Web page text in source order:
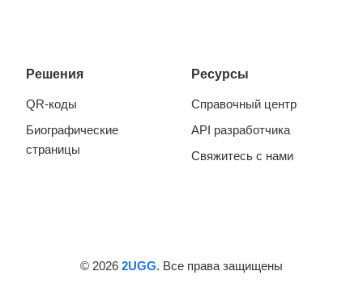
Решения
QR-коды
Биографические
страницы
Ресурсы
Справочный центр
API разработчика
Свяжитесь с нами
© 2026 2UGG. Все права защищены